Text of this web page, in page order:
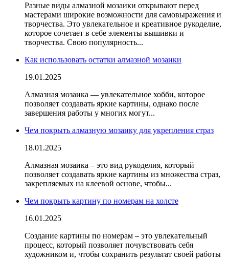
Разные виды алмазной мозаики открывают перед
мастерами широкие возможности для самовыражения и
творчества. Это увлекательное и креативное рукоделие,
которое сочетает в себе элементы вышивки и
творчества. Свою популярность...
Как использовать остатки алмазной мозаики
19.01.2025
Алмазная мозаика — увлекательное хобби, которое
позволяет создавать яркие картины, однако после
завершения работы у многих могут...
Чем покрыть алмазную мозаику для укрепления страз
18.01.2025
Алмазная мозаика – это вид рукоделия, который
позволяет создавать яркие картины из множества страз,
закрепляемых на клеевой основе, чтобы...
Чем покрыть картину по номерам на холсте
16.01.2025
Создание картины по номерам – это увлекательный
процесс, который позволяет почувствовать себя
художником и, чтобы сохранить результат своей работы